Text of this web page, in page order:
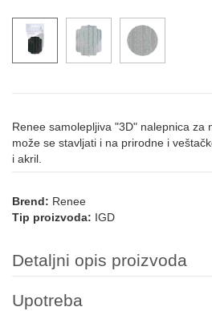
Renee samolepljiva "3D" nalepnica za
može se stavljati i na prirodne i
i akril.
Brend: Renee
Tip proizvoda: IGD
Detaljni opis proizvoda
Upotreba